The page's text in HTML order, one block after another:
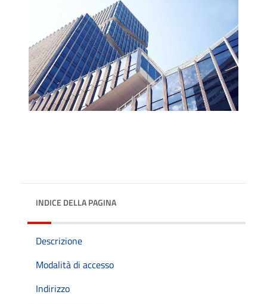
INDICE DELLA PAGINA
Descrizione
Modalità di accesso
Indirizzo